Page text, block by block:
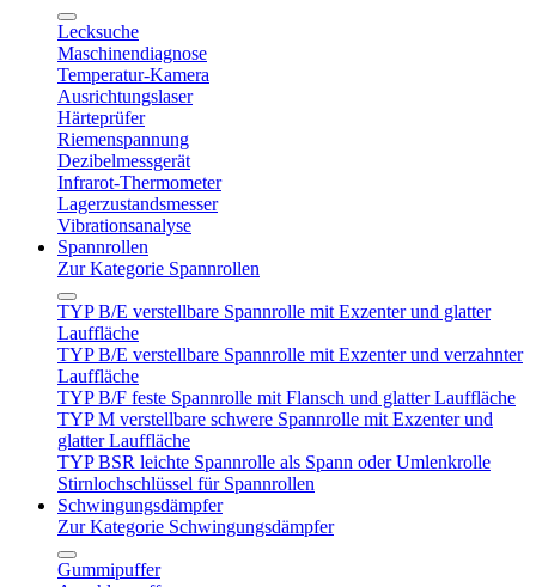
Lecksuche
Maschinendiagnose
Temperatur-Kamera
Ausrichtungslaser
Härteprüfer
Riemenspannung
Dezibelmessgerät
Infrarot-Thermometer
Lagerzustandsmesser
Vibrationsanalyse
Spannrollen
Zur Kategorie Spannrollen
TYP B/E verstellbare Spannrolle mit Exzenter und glatter
Lauffläche
TYP B/E verstellbare Spannrolle mit Exzenter und verzahnter
Lauffläche
TYP B/F feste Spannrolle mit Flansch und glatter Lauffläche
TYP M verstellbare schwere Spannrolle mit Exzenter und
glatter Lauffläche
TYP BSR leichte Spannrolle als Spann oder Umlenkrolle
Stirnlochschlüssel für Spannrollen
Schwingungsdämpfer
Zur Kategorie Schwingungsdämpfer
Gummipuffer